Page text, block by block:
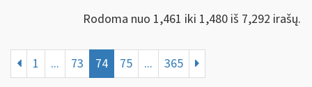
Rodoma nuo 1,461 iki 1,480 iš 7,292 irašų.
1 ... 73 74 75 ... 365